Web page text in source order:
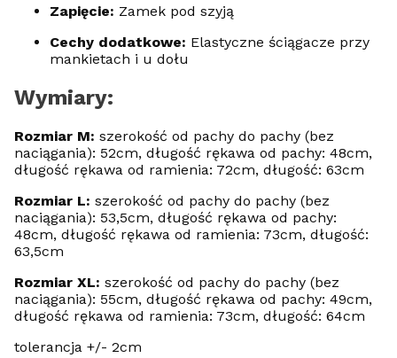
Zapięcie: Zamek pod szyją
Cechy dodatkowe: Elastyczne ściągacze przy
mankietach i u dołu
Wymiary:
Rozmiar M: szerokość od pachy do pachy (bez
naciągania): 52cm, długość rękawa od pachy: 48cm,
długość rękawa od ramienia: 72cm, długość: 63cm
Rozmiar L: szerokość od pachy do pachy (bez
naciągania): 53,5cm, długość rękawa od pachy:
48cm, długość rękawa od ramienia: 73cm, długość:
63,5cm
Rozmiar XL: szerokość od pachy do pachy (bez
naciągania): 55cm, długość rękawa od pachy: 49cm,
długość rękawa od ramienia: 73cm, długość: 64cm
tolerancja +/- 2cm